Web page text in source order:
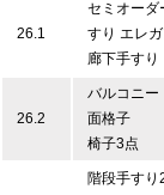
26.1
セミオーダ
すり エレガ
廊下手すり
26.2
バルコニー
面格子
椅子3点
階段手すり